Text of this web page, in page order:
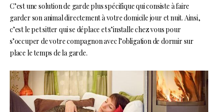
C’est une solution de garde plus spécifique qui consiste à faire
garder son animal directement à votre domicile jour et nuit. Ainsi,
c’est le pet sitter qui se déplace et s’installe chez vous pour
s’occuper de votre compagnon avec l’obligation de dormir sur
place le temps de la garde.